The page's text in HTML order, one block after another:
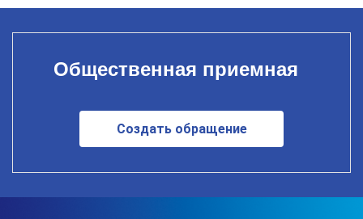
Общественная приемная
Создать обращение